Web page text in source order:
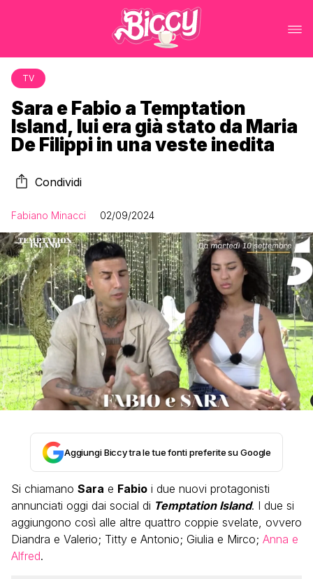
TV
Sara e Fabio a Temptation
Island, lui era già stato da Maria
De Filippi in una veste inedita
Condividi
Fabiano Minacci 02/09/2024
Aggiungi Biccy tra le tue fonti preferite su Google
Si chiamano Sara e Fabio i due nuovi protagonisti
annunciati oggi dai social di Temptation Island. I due si
aggiungono così alle altre quattro coppie svelate, ovvero
Diandra e Valerio; Titty e Antonio; Giulia e Mirco; Anna e
Alfred.